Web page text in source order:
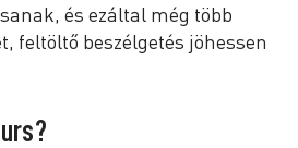
és ezáltal még több
feltöltő beszélgetés jöhessen